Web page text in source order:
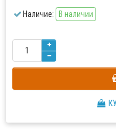
Наличие: В наличии